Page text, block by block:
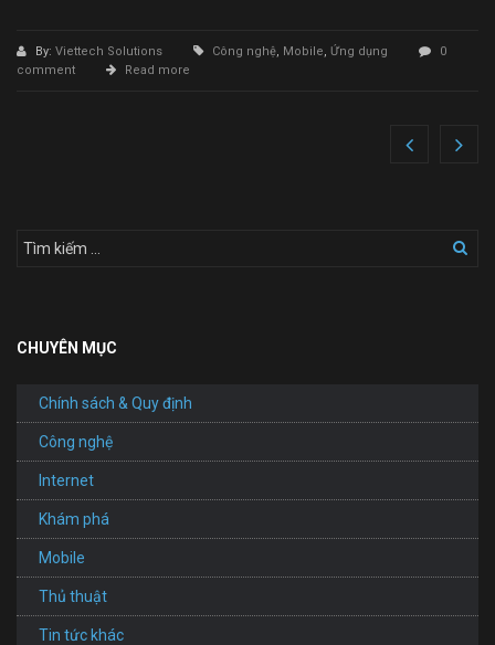
By: Viettech Solutions Công nghệ, Mobile, Ứng dụng
0
comment
Read more
CHUYÊN MỤC
Chính sách & Quy định
Công nghệ
Internet
Khám phá
Mobile
Thủ thuật
Tin tức khác